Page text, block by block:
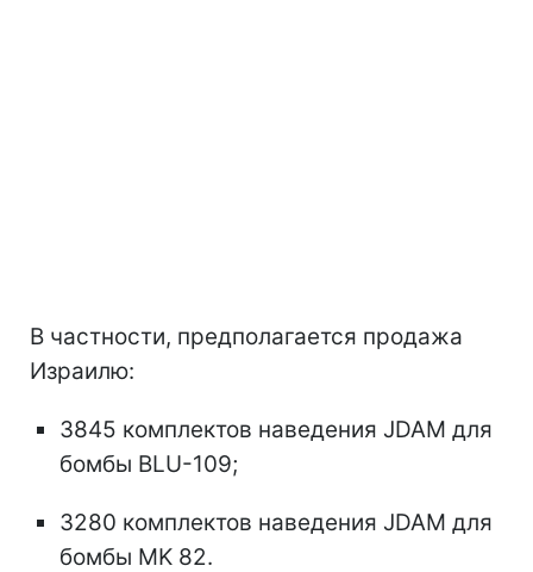
В частности, предполагается продажа
Израилю:
3845 комплектов наведения JDAM для
бомбы BLU-109;
3280 комплектов наведения JDAM для
бомбы MK 82.